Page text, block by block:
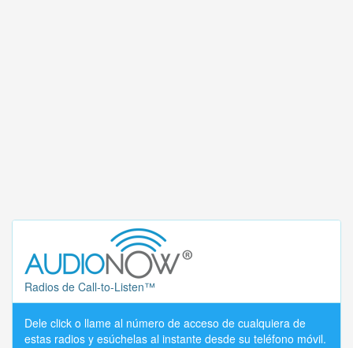
Radios de Call-to-Listen™
Dele click o llame al número de acceso de cualquiera de
estas radios y esúchelas al instante desde su teléfono móvil.